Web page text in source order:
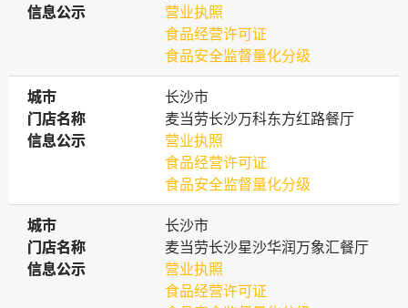
信息公示
信息公示
营业执照
食品经营许可证
食品安全监督量化分级
城市
城市
长沙市
门店名称
门店名称
麦当劳长沙万科东方红路餐厅
信息公示
信息公示
营业执照
食品经营许可证
食品安全监督量化分级
城市
城市
长沙市
门店名称
门店名称
麦当劳长沙星沙华润万象汇餐厅
信息公示
信息公示
营业执照
食品经营许可证